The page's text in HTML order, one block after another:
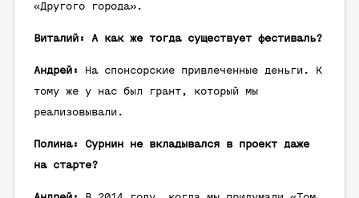
«Другого города».
Виталий: А как же тогда существует фестиваль?
Андрей:
На спонсорские привлеченные деньги. К
тому же у нас был грант, который мы
реализовывали.
Полина: Сурнин не вкладывался в проект даже
на старте?